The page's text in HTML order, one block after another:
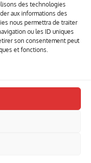
des technologies
aux informations des
nous permettra de traiter
ou les ID uniques
son consentement peut
et fonctions.
artisitiques
publié sur le site
nous